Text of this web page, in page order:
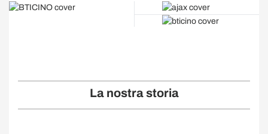
La nostra storia